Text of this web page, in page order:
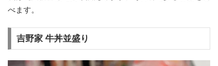
べます。
吉野家 牛丼並盛り